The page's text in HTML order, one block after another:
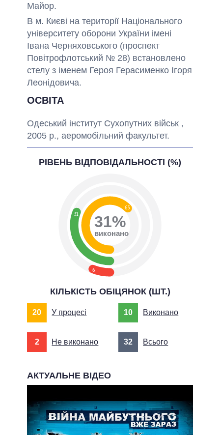
Майор.
В м. Києві на території Національного
університету оборони України імені
Івана Черняховського (проспект
Повітрофлотський № 28) встановлено
стелу з іменем Героя Герасименко Ігоря
Леонідовича.
ОСВІТА
Одеський інститут Сухопутних військ ,
2005 р., аеромобільний факультет.
РІВЕНЬ ВІДПОВІДАЛЬНОСТІ (%)
6
31
63
31%
виконано
КІЛЬКІСТЬ ОБІЦЯНОК (ШТ.)
20 У процесі 10 Виконано
2 Не виконано 32 Всього
АКТУАЛЬНЕ ВІДЕО